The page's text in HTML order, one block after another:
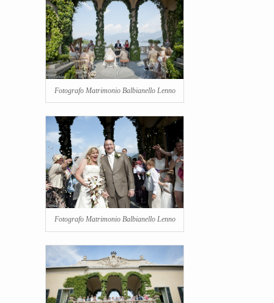
Fotografo Matrimonio Balbianello Lenno
Fotografo Matrimonio Balbianello Lenno